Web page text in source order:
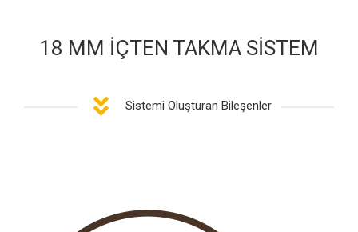
18 MM İÇTEN TAKMA SİSTEM
Sistemi Oluşturan Bileşenler